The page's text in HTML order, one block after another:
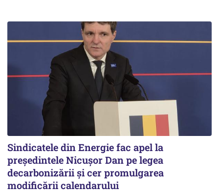
Sindicatele din Energie fac apel la
preşedintele Nicuşor Dan pe legea
decarbonizării şi cer promulgarea
modificării calendarului